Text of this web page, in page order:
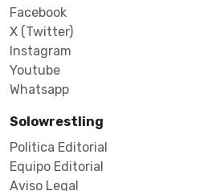
Facebook
X (Twitter)
Instagram
Youtube
Whatsapp
Solowrestling
Politica Editorial
Equipo Editorial
Aviso Legal